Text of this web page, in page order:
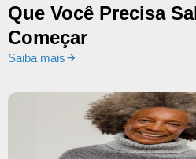
Que Você Precisa
Começar
Saiba mais